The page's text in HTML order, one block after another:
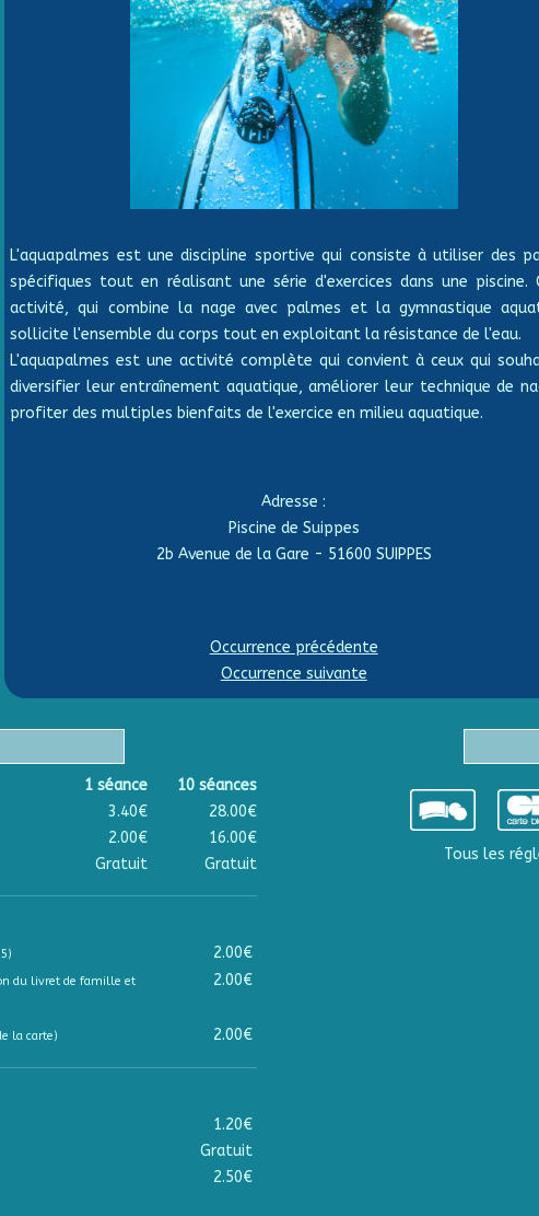
L'aquapalmes est une discipline sportive qui consiste à utiliser des
spécifiques tout en réalisant une série d'exercices dans une piscine.
activité, qui combine la nage avec palmes et la gymnastique
sollicite l'ensemble du corps tout en exploitant la résistance de l'eau.
L'aquapalmes est une activité complète qui convient à ceux qui
diversifier leur entraînement aquatique, améliorer leur technique de
profiter des multiples bienfaits de l'exercice en milieu aquatique.
Adresse :
Piscine de Suippes
2b Avenue de la Gare - 51600 SUIPPES
Occurrence précédente
Occurrence suivante
1 séance
10 séances
3.40€
28.00€
2.00€
16.00€
Gratuit Gratuit
2.00€
du livret de famille et
2.00€
la carte) 2.00€
1.20€
Gratuit
2.50€
Tous les